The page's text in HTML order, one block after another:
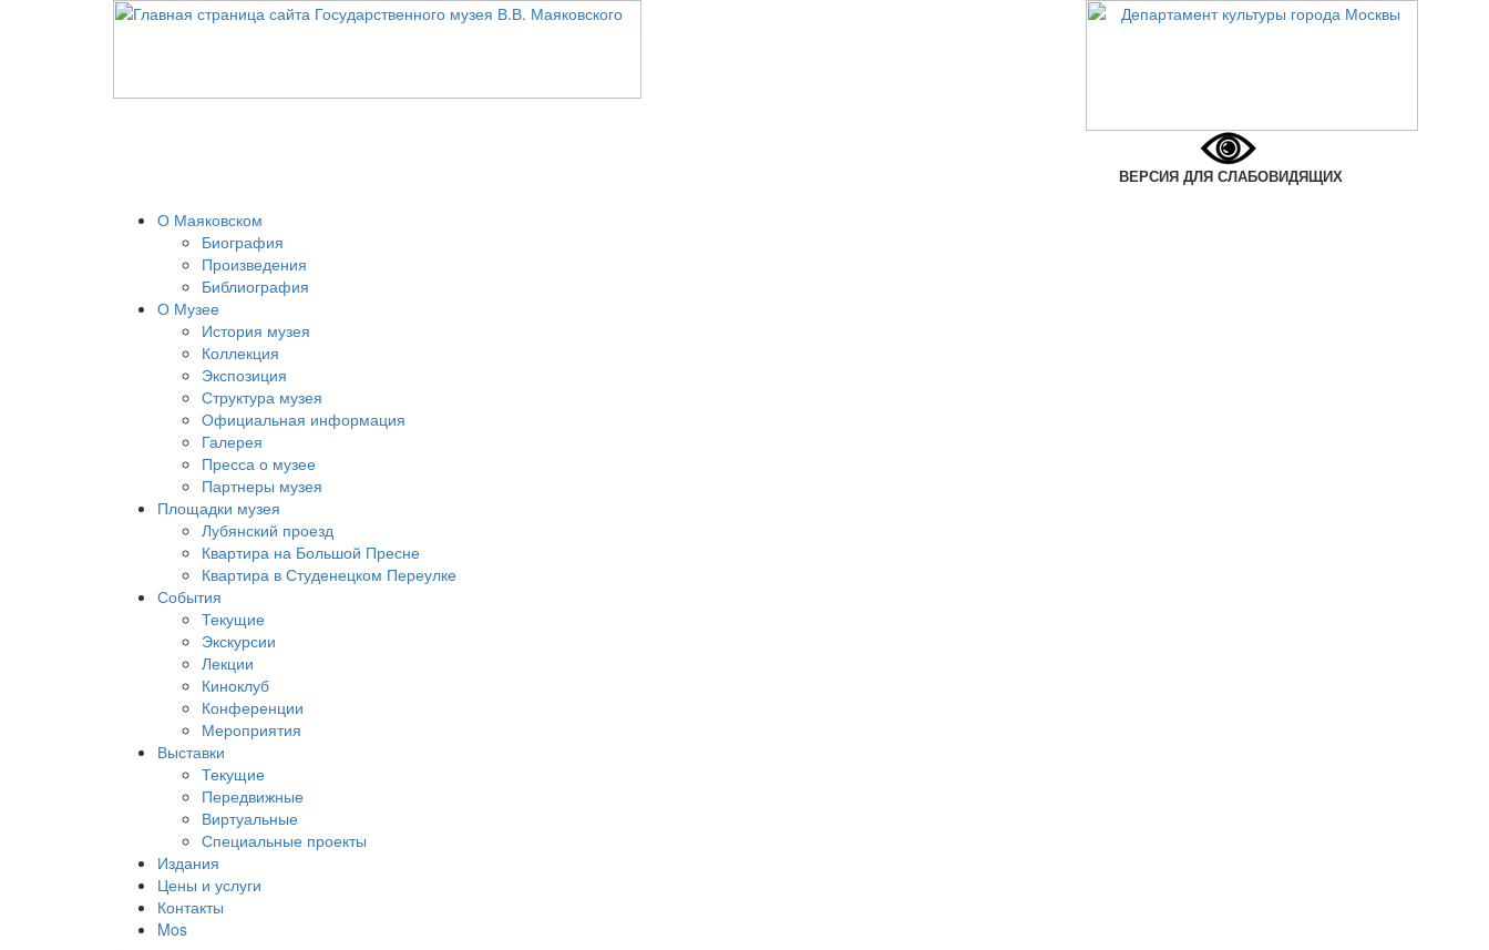
ВЕРСИЯ ДЛЯ СЛАБОВИДЯЩИХ
О Маяковском
Биография
Произведения
Библиография
О Музее
История музея
Коллекция
Экспозиция
Структура музея
Официальная информация
Галерея
Пресса о музее
Партнеры музея
Площадки музея
Лубянский проезд
Квартира на Большой Пресне
Квартира в Студенецком Переулке
События
Текущие
Экскурсии
Лекции
Киноклуб
Конференции
Мероприятия
Выставки
Текущие
Передвижные
Виртуальные
Специальные проекты
Издания
Цены и услуги
Контакты
Mos